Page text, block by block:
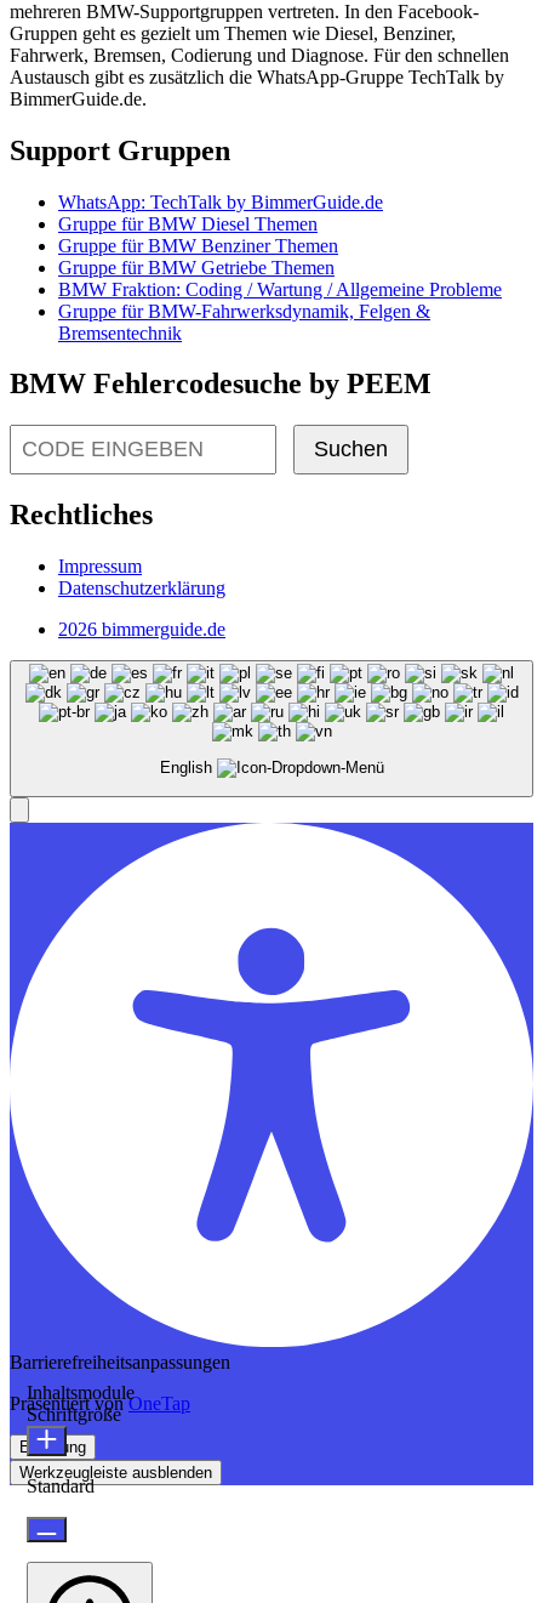
mehreren BMW-Supportgruppen vertreten. In den Facebook-
Gruppen geht es gezielt um Themen wie Diesel, Benziner,
Fahrwerk, Bremsen, Codierung und Diagnose. Für den schnellen
Austausch gibt es zusätzlich die WhatsApp-Gruppe TechTalk by
BimmerGuide.de.
Support Gruppen
WhatsApp: TechTalk by BimmerGuide.de
Gruppe für BMW Diesel Themen
Gruppe für BMW Benziner Themen
Gruppe für BMW Getriebe Themen
BMW Fraktion: Coding / Wartung / Allgemeine Probleme
Gruppe für BMW-Fahrwerksdynamik, Felgen &
Bremsentechnik
BMW Fehlercodesuche by PEEM
Suchen
Rechtliches
Impressum
Datenschutzerklärung
2026 bimmerguide.de
English
Barrierefreiheitsanpassungen
Präsentiert vonOneTap
Erklärung
Werkzeugleiste ausblenden
Inhaltsmodule
Schriftgröße
Standard